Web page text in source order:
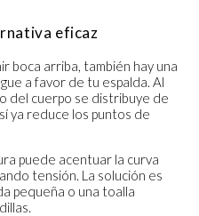
eficaz
boca arriba, también hay una
a favor de tu espalda. Al
del cuerpo se distribuye de
ya reduce los puntos de
puede acentuar la curva
tensión. La solución es
pequeña o una toalla